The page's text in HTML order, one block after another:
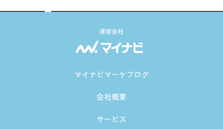
運営会社
マイナビマーケブログ
会社概要
サービス